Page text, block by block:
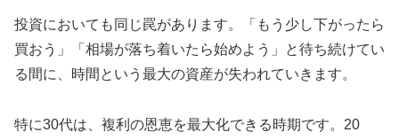
投資においても同じ罠があります。「もう少し下がったら
買おう」「相場が落ち着いたら始めよう」と待ち続けてい
る間に、時間という最大の資産が失われていきます。
特に30代は、複利の恩恵を最大化できる時期です。20